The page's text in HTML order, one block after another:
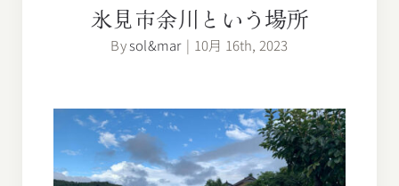
氷見市余川という場所
Bysol&mar | 10月 16th, 2023